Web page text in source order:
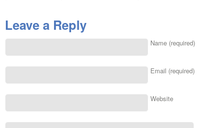
Leave a Reply
Name (required)
Email (required)
Website